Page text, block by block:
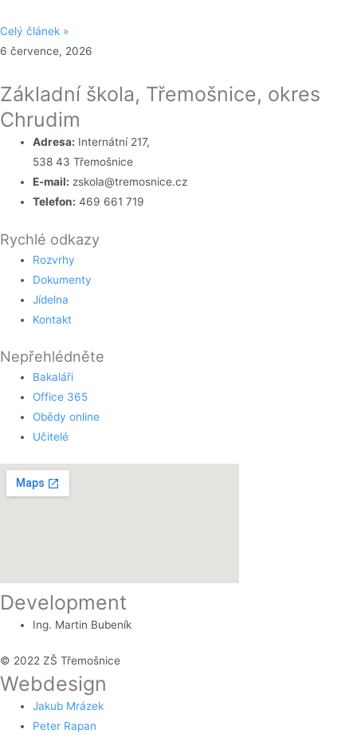
Celý článek »
6 července, 2026
Základní škola, Třemošnice, okres
Chrudim
Adresa: Internátní 217,
538 43 Třemošnice
E-mail: zskola@tremosnice.cz
Telefon: 469 661 719
Rychlé odkazy
Rozvrhy
Dokumenty
Jídelna
Kontakt
Nepřehlédněte
Bakaláři
Office 365
Obědy online
Učitelé
Development
Ing. Martin Bubeník
© 2022 ZŠ Třemošnice
Webdesign
Jakub Mrázek
Peter Rapan